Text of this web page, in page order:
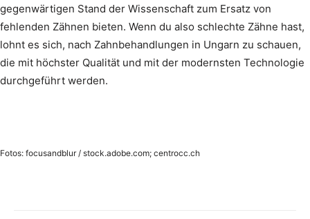
gegenwärtigen Stand der Wissenschaft zum Ersatz von
fehlenden Zähnen bieten. Wenn du also schlechte Zähne hast,
lohnt es sich, nach Zahnbehandlungen in Ungarn zu schauen,
die mit höchster Qualität und mit der modernsten Technologie
durchgeführt werden.
Fotos: focusandblur / stock.adobe.com; centrocc.ch